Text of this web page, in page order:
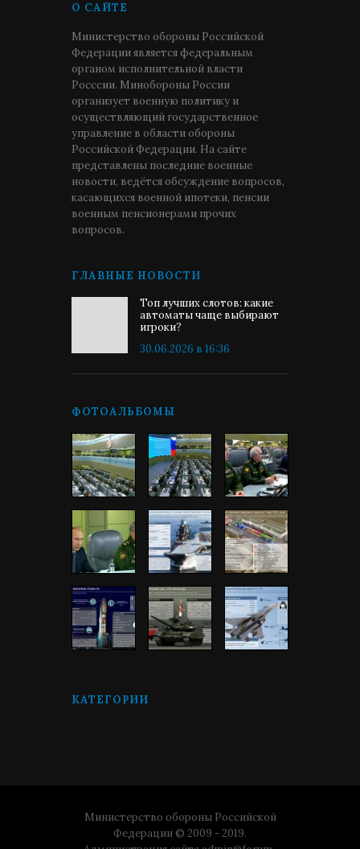
О САЙТЕ
Министерство обороны Российской
Федерации является федеральным
органом исполнительной власти
Росссии. Минобороны России
организует военную политику и
осуществляющий государственное
управление в области обороны
Российской Федерации. На сайте
представлены последние военные
новости, ведётся обсуждение вопросов,
касающихся военной ипотеки, пенсии
военным пенсионерами прочих
вопросов.
ГЛАВНЫЕ НОВОСТИ
Топ лучших слотов: какие
автоматы чаще выбирают
игроки?
30.06.2026 в 16:36
ФОТОАЛЬБОМЫ
КАТЕГОРИИ
Министерство обороны Российской
Федерации © 2009 - 2019.